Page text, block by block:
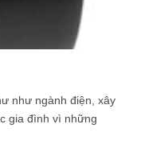
như ngành điện, xây
gia đình vì những